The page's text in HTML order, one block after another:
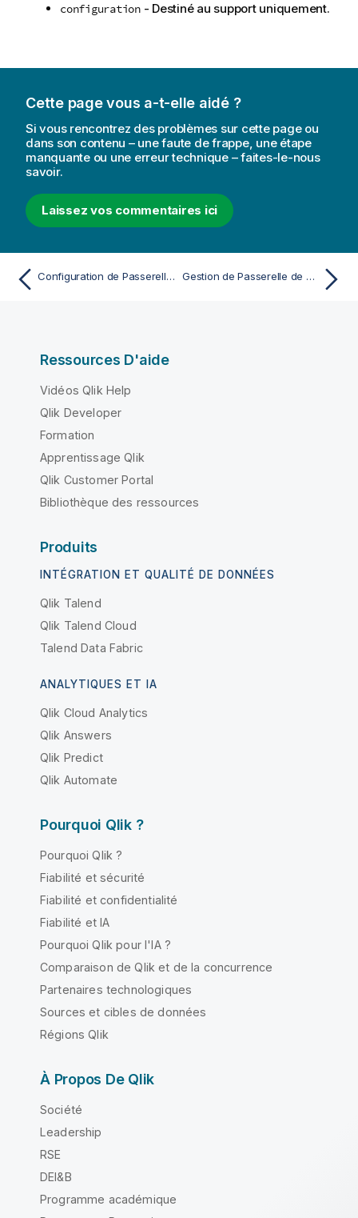
configuration- Destiné au support uniquement.
Cette page vous a-t-elle aidé ?
Si vous rencontrez des problèmes sur cette page ou
dans son contenu – une faute de frappe, une étape
manquante ou une erreur technique – faites-le-nous
savoir.
Laissez vos commentaires ici
Configuration de Passerelle de données Qlik - Accès direct Gestion de Passerelle de données Qlik - Accès direct dans Administration
Ressources D'aide
Vidéos Qlik Help
Qlik Developer
Formation
Apprentissage Qlik
Qlik Customer Portal
Bibliothèque des ressources
Produits
INTÉGRATION ET QUALITÉ DE DONNÉES
Qlik Talend
Qlik Talend Cloud
Talend Data Fabric
ANALYTIQUES ET IA
Qlik Cloud Analytics
Qlik Answers
Qlik Predict
Qlik Automate
Pourquoi Qlik ?
Pourquoi Qlik ?
Fiabilité et sécurité
Fiabilité et confidentialité
Fiabilité et IA
Pourquoi Qlik pour l'IA ?
Comparaison de Qlik et de la concurrence
Partenaires technologiques
Sources et cibles de données
Régions Qlik
À Propos De Qlik
Société
Leadership
RSE
DEI&B
Programme académique